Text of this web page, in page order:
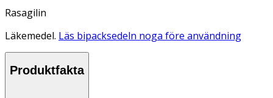
Rasagilin
Läkemedel. Läs bipacksedeln noga före användning
Produktfakta